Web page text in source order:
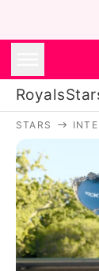
Royals
STARS